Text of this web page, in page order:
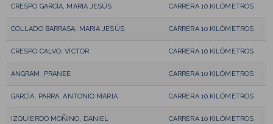
CRESPO GARCÍA, MARIA JESÚS CARRERA 10 KILÓMETROS
COLLADO BARRASA, MARIA JESÚS CARRERA 10 KILÓMETROS
CRESPO CALVO, VICTOR CARRERA 10 KILÓMETROS
ANGRAM, PRANEE CARRERA 10 KILÓMETROS
GARCÍA. PARRA, ANTONIO MARIA CARRERA 10 KILÓMETROS
IZQUIERDO MOÑINO, DANIEL CARRERA 10 KILÓMETROS